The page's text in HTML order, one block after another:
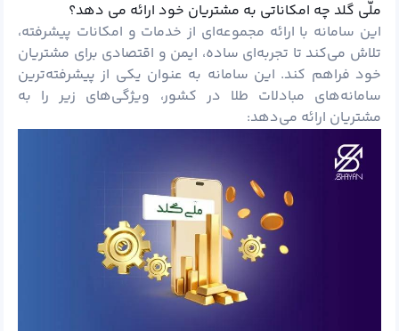
ملّی گلد چه امکاناتی به مشتریان خود ارائه می دهد؟
این سامانه با ارائه مجموعه‌ای از خدمات و امکانات پیشرفته،
تلاش می‌کند تا تجربه‌ای ساده، ایمن و اقتصادی برای مشتریان
خود فراهم کند. این سامانه به‌ عنوان یکی از پیشرفته‌ترین
سامانه‌های مبادلات طلا در کشور، ویژگی‌های زیر را به
مشتریان ارائه می‌دهد: